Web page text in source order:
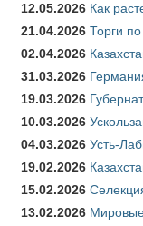
12.05.2026 Как
21.04.2026 Торги
02.04.2026
31.03.2026
19.03.2026
10.03.2026
04.03.2026 Усть-
19.02.2026
15.02.2026
13.02.2026